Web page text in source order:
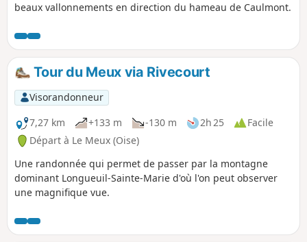
beaux vallonnements en direction du hameau de Caulmont.
Tour du Meux via Rivecourt
Visorandonneur
7,27 km
+133 m -130 m 2h 25
Facile
Départ à Le Meux (Oise)
Une randonnée qui permet de passer par la montagne
dominant Longueuil-Sainte-Marie d'où l'on peut observer
une magnifique vue.